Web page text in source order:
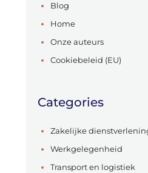
Blog
Home
Onze auteurs
Cookiebeleid (EU)
Categories
Zakelijke
Werkgelegenheid
Transport en logistiek